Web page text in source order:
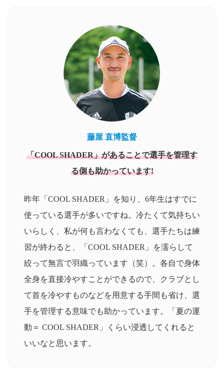
藤屋 直博監督
「COOL SHADER」があることで選手を管理す
る側も助かっています!
昨年「COOL SHADER」を知り、6年生はすでに
使っている選手が多いですね。冷たくて気持ちい
いらしく、私が何も言わなくても、選手たちは練
習が終わると、「COOL SHADER」を濡らして
絞って無言で羽織っています（笑）。各自で身体
全身を直接冷やすことができるので、クラブとし
て首を冷やすものなどを用意する手間も省け、選
手を管理する意味でも助かっています。「夏の運
動＝ COOL SHADER」くらい浸透してくれると
いいなと思います。